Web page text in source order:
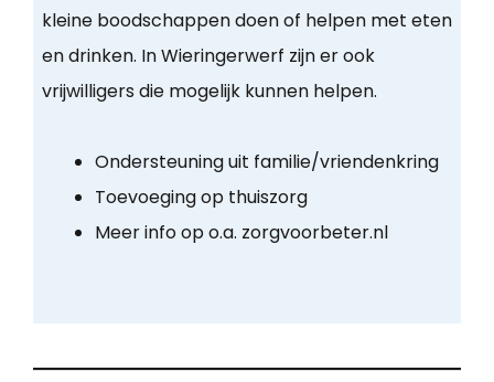
kleine boodschappen doen of helpen met eten
en drinken. In Wieringerwerf zijn er ook
vrijwilligers die mogelijk kunnen helpen.
Ondersteuning uit familie/vriendenkring
Toevoeging op thuiszorg
Meer info op o.a. zorgvoorbeter.nl